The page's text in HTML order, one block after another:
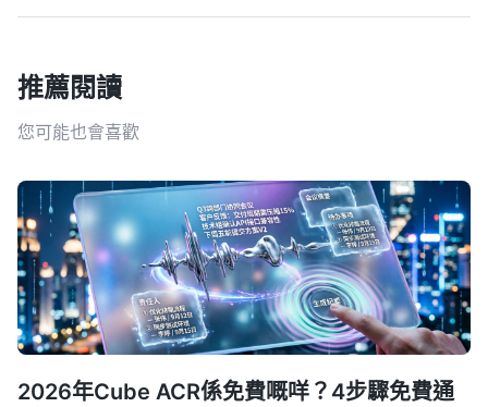
推薦閱讀
您可能也會喜歡
2026年Cube ACR係免費嘅咩？4步驟免費通